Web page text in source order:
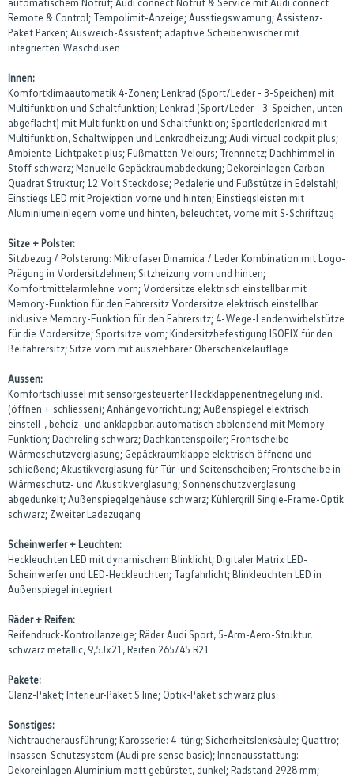
Remote & Control; Tempolimit-Anzeige; Ausstiegswarnung; Assistenz-
Paket Parken; Ausweich-Assistent; adaptive Scheibenwischer mit
integrierten Waschdüsen
Innen:
Komfortklimaautomatik 4-Zonen; Lenkrad (Sport/Leder - 3-Speichen) mit
Multifunktion und Schaltfunktion; Lenkrad (Sport/Leder - 3-Speichen, unten
abgeflacht) mit Multifunktion und Schaltfunktion; Sportlederlenkrad mit
Multifunktion, Schaltwippen und Lenkradheizung; Audi virtual cockpit plus;
Ambiente-Lichtpaket plus; Fußmatten Velours; Trennnetz; Dachhimmel in
Stoff schwarz; Manuelle Gepäckraumabdeckung; Dekoreinlagen Carbon
Quadrat Struktur; 12 Volt Steckdose; Pedalerie und Fußstütze in Edelstahl;
Einstiegs LED mit Projektion vorne und hinten; Einstiegsleisten mit
Aluminiumeinlegern vorne und hinten, beleuchtet, vorne mit S-Schriftzug
Sitze + Polster:
Sitzbezug / Polsterung: Mikrofaser Dinamica / Leder Kombination mit Logo-
Prägung in Vordersitzlehnen; Sitzheizung vorn und hinten;
Komfortmittelarmlehne vorn; Vordersitze elektrisch einstellbar mit
Memory-Funktion für den Fahrersitz Vordersitze elektrisch einstellbar
inklusive Memory-Funktion für den Fahrersitz; 4-Wege-Lendenwirbelstütze
für die Vordersitze; Sportsitze vorn; Kindersitzbefestigung ISOFIX für den
Beifahrersitz; Sitze vorn mit ausziehbarer Oberschenkelauflage
Aussen:
Komfortschlüssel mit sensorgesteuerter Heckklappenentriegelung inkl.
(öffnen + schliessen); Anhängevorrichtung; Außenspiegel elektrisch
einstell-, beheiz- und anklappbar, automatisch abblendend mit Memory-
Funktion; Dachreling schwarz; Dachkantenspoiler; Frontscheibe
Wärmeschutzverglasung; Gepäckraumklappe elektrisch öffnend und
schließend; Akustikverglasung für Tür- und Seitenscheiben; Frontscheibe in
Wärmeschutz- und Akustikverglasung; Sonnenschutzverglasung
abgedunkelt; Außenspiegelgehäuse schwarz; Kühlergrill Single-Frame-Optik
schwarz; Zweiter Ladezugang
Scheinwerfer + Leuchten:
Heckleuchten LED mit dynamischem Blinklicht; Digitaler Matrix LED-
Scheinwerfer und LED-Heckleuchten; Tagfahrlicht; Blinkleuchten LED in
Außenspiegel integriert
Räder + Reifen:
Reifendruck-Kontrollanzeige; Räder Audi Sport, 5-Arm-Aero-Struktur,
schwarz metallic, 9,5Jx21, Reifen 265/45 R21
Pakete:
Glanz-Paket; Interieur-Paket S line; Optik-Paket schwarz plus
Sonstiges:
Nichtraucherausführung; Karosserie: 4-türig; Sicherheitslenksäule; Quattro;
Insassen-Schutzsystem (Audi pre sense basic); Innenausstattung:
Dekoreinlagen Aluminium matt gebürstet, dunkel; Radstand 2928 mm;